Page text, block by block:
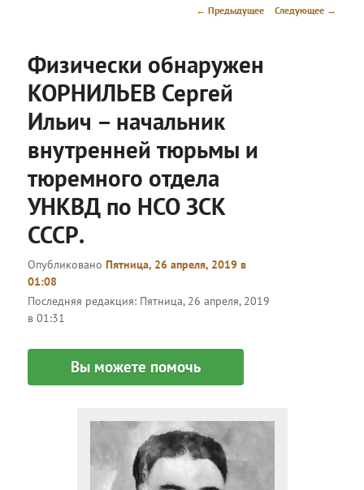
Навигация
← Предыдущее Следующее →
Физически обнаружен
КОРНИЛЬЕВ Сергей
Ильич – начальник
внутренней тюрьмы и
тюремного отдела
УНКВД по НСО ЗСК
СССР.
ОпубликованоПятница, 26 апреля, 2019 в
01:08
Последняя редакция: Пятница, 26 апреля, 2019
в 01:31
Вы можете помочь